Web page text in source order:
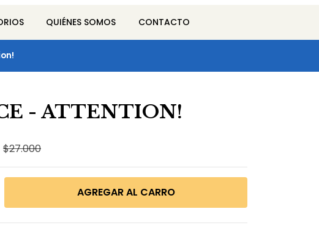
QUIÉNES SOMOS CONTACTO
- ATTENTION!
$27.000